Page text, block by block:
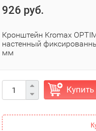
926 руб.
Кронштейн Kromax
настенный
мм
Купить